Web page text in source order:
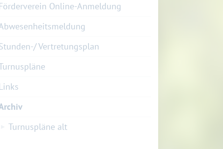
Online-Anmeldung
Vertretungsplan
Turnuspläne alt